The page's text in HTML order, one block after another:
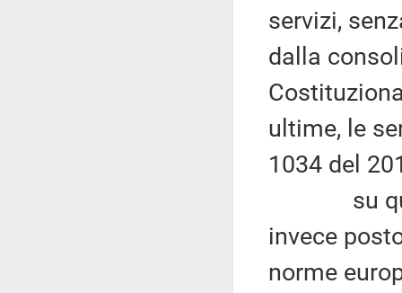
servizi,
dalla
ultime, le
1034 del
su
invece
norme